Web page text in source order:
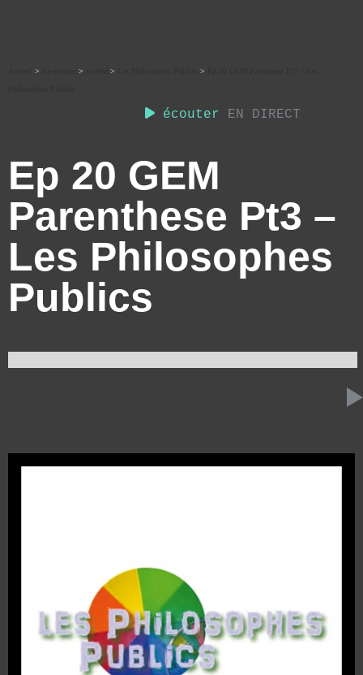
écouter EN DIRECT
> > > >
Ep 20 GEM
Parenthese Pt3 –
Les Philosophes
Publics